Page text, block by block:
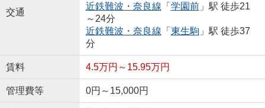
交通
近鉄難波・奈良線 「 学園前」駅 徒歩21
～24分
近鉄難波・奈良線 「 東生駒」駅 徒歩37
分
賃料 4.5万円～15.95万円
管理費等 0円～15,000円